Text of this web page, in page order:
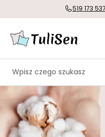
519 173 537